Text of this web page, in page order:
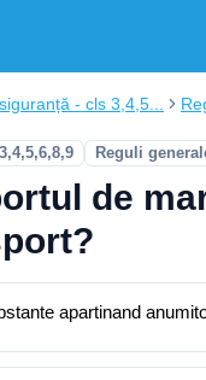
- cls 3,4,5...
Reguli
de
apartinand